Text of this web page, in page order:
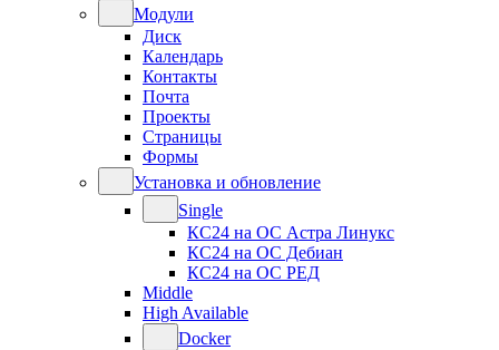
Модули
Диск
Календарь
Контакты
Почта
Проекты
Страницы
Формы
Установка и обновление
Single
КС24 на ОС Астра Линукс
КС24 на ОС Дебиан
КС24 на ОС РЕД
Middle
High Available
Docker